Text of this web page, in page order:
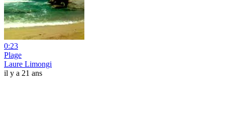
0:23
Plage
Laure Limongi
il y a 21 ans